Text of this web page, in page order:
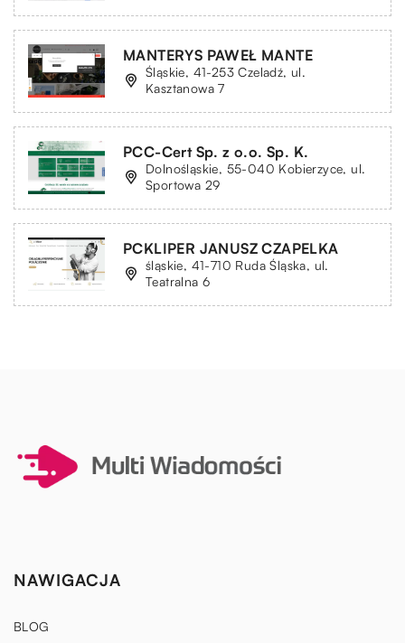
MANTERYS PAWEŁ MANTE
Śląskie, 41-253 Czeladź, ul.
Kasztanowa 7
PCC-Cert Sp. z o.o. Sp. K.
Dolnośląskie, 55-040 Kobierzyce, ul.
Sportowa 29
PCKLIPER JANUSZ CZAPELKA
śląskie, 41-710 Ruda Śląska, ul.
Teatralna 6
NAWIGACJA
BLOG